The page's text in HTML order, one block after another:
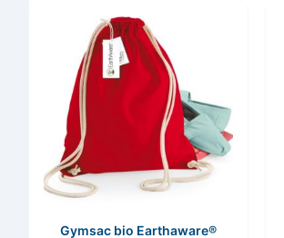
Gymsac bio Earthaware®